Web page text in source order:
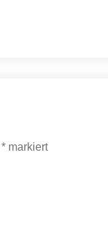
* markiert